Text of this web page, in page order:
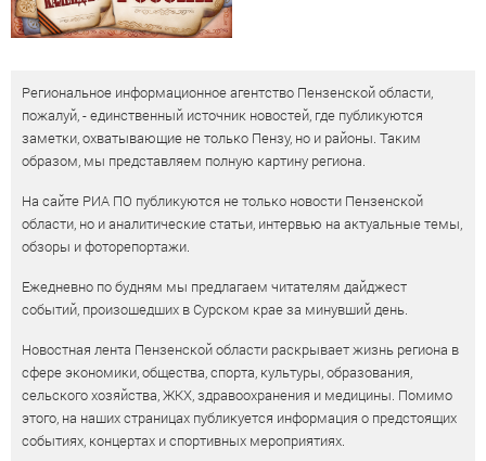
Региональное информационное агентство Пензенской области,
пожалуй, - единственный источник новостей, где публикуются
заметки, охватывающие не только Пензу, но и районы. Таким
образом, мы представляем полную картину региона.
На сайте РИА ПО публикуются не только новости Пензенской
области, но и аналитические статьи, интервью на актуальные темы,
обзоры и фоторепортажи.
Ежедневно по будням мы предлагаем читателям дайджест
событий, произошедших в Сурском крае за минувший день.
Новостная лента Пензенской области раскрывает жизнь региона в
сфере экономики, общества, спорта, культуры, образования,
сельского хозяйства, ЖКХ, здравоохранения и медицины. Помимо
этого, на наших страницах публикуется информация о предстоящих
событиях, концертах и спортивных мероприятиях.